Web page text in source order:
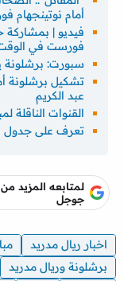
أمام نوتينجهام
فيديو | بمشاركة
فورست في الوقت
سبورت:
تشكيل برشلونة
عبد الكريم
القنوات الناقلة
تعرف على جدول
لمتابعه المزيد
جوجل
اخبار ريال مدريد
برشلونة وريال مدريد